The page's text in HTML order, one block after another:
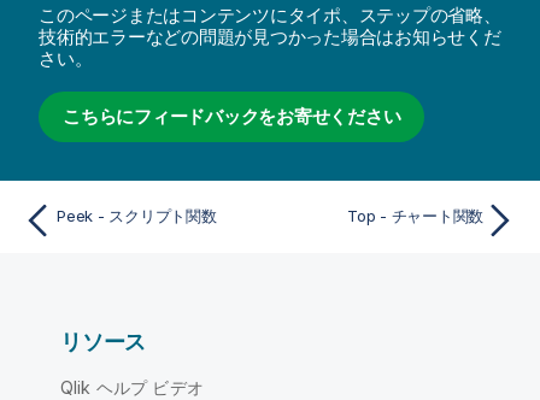
このページまたはコンテンツにタイポ、ステップの省略、
技術的エラーなどの問題が見つかった場合はお知らせくだ
さい。
こちらにフィードバックをお寄せください
Peek - スクリプト関数 Top - チャート関数
リソース
Qlik ヘルプ ビデオ